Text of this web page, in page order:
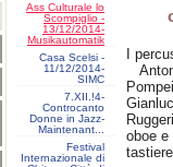
Ass Culturale lo
Scompiglio -
13/12/2014-
Musikautomatik
Casa Scelsi -
11/12/2014-
SIMC
7.XII.!4-
Controcanto
Donne in Jazz-
Maintenant...
Festival
Internazionale di
I
oboe e